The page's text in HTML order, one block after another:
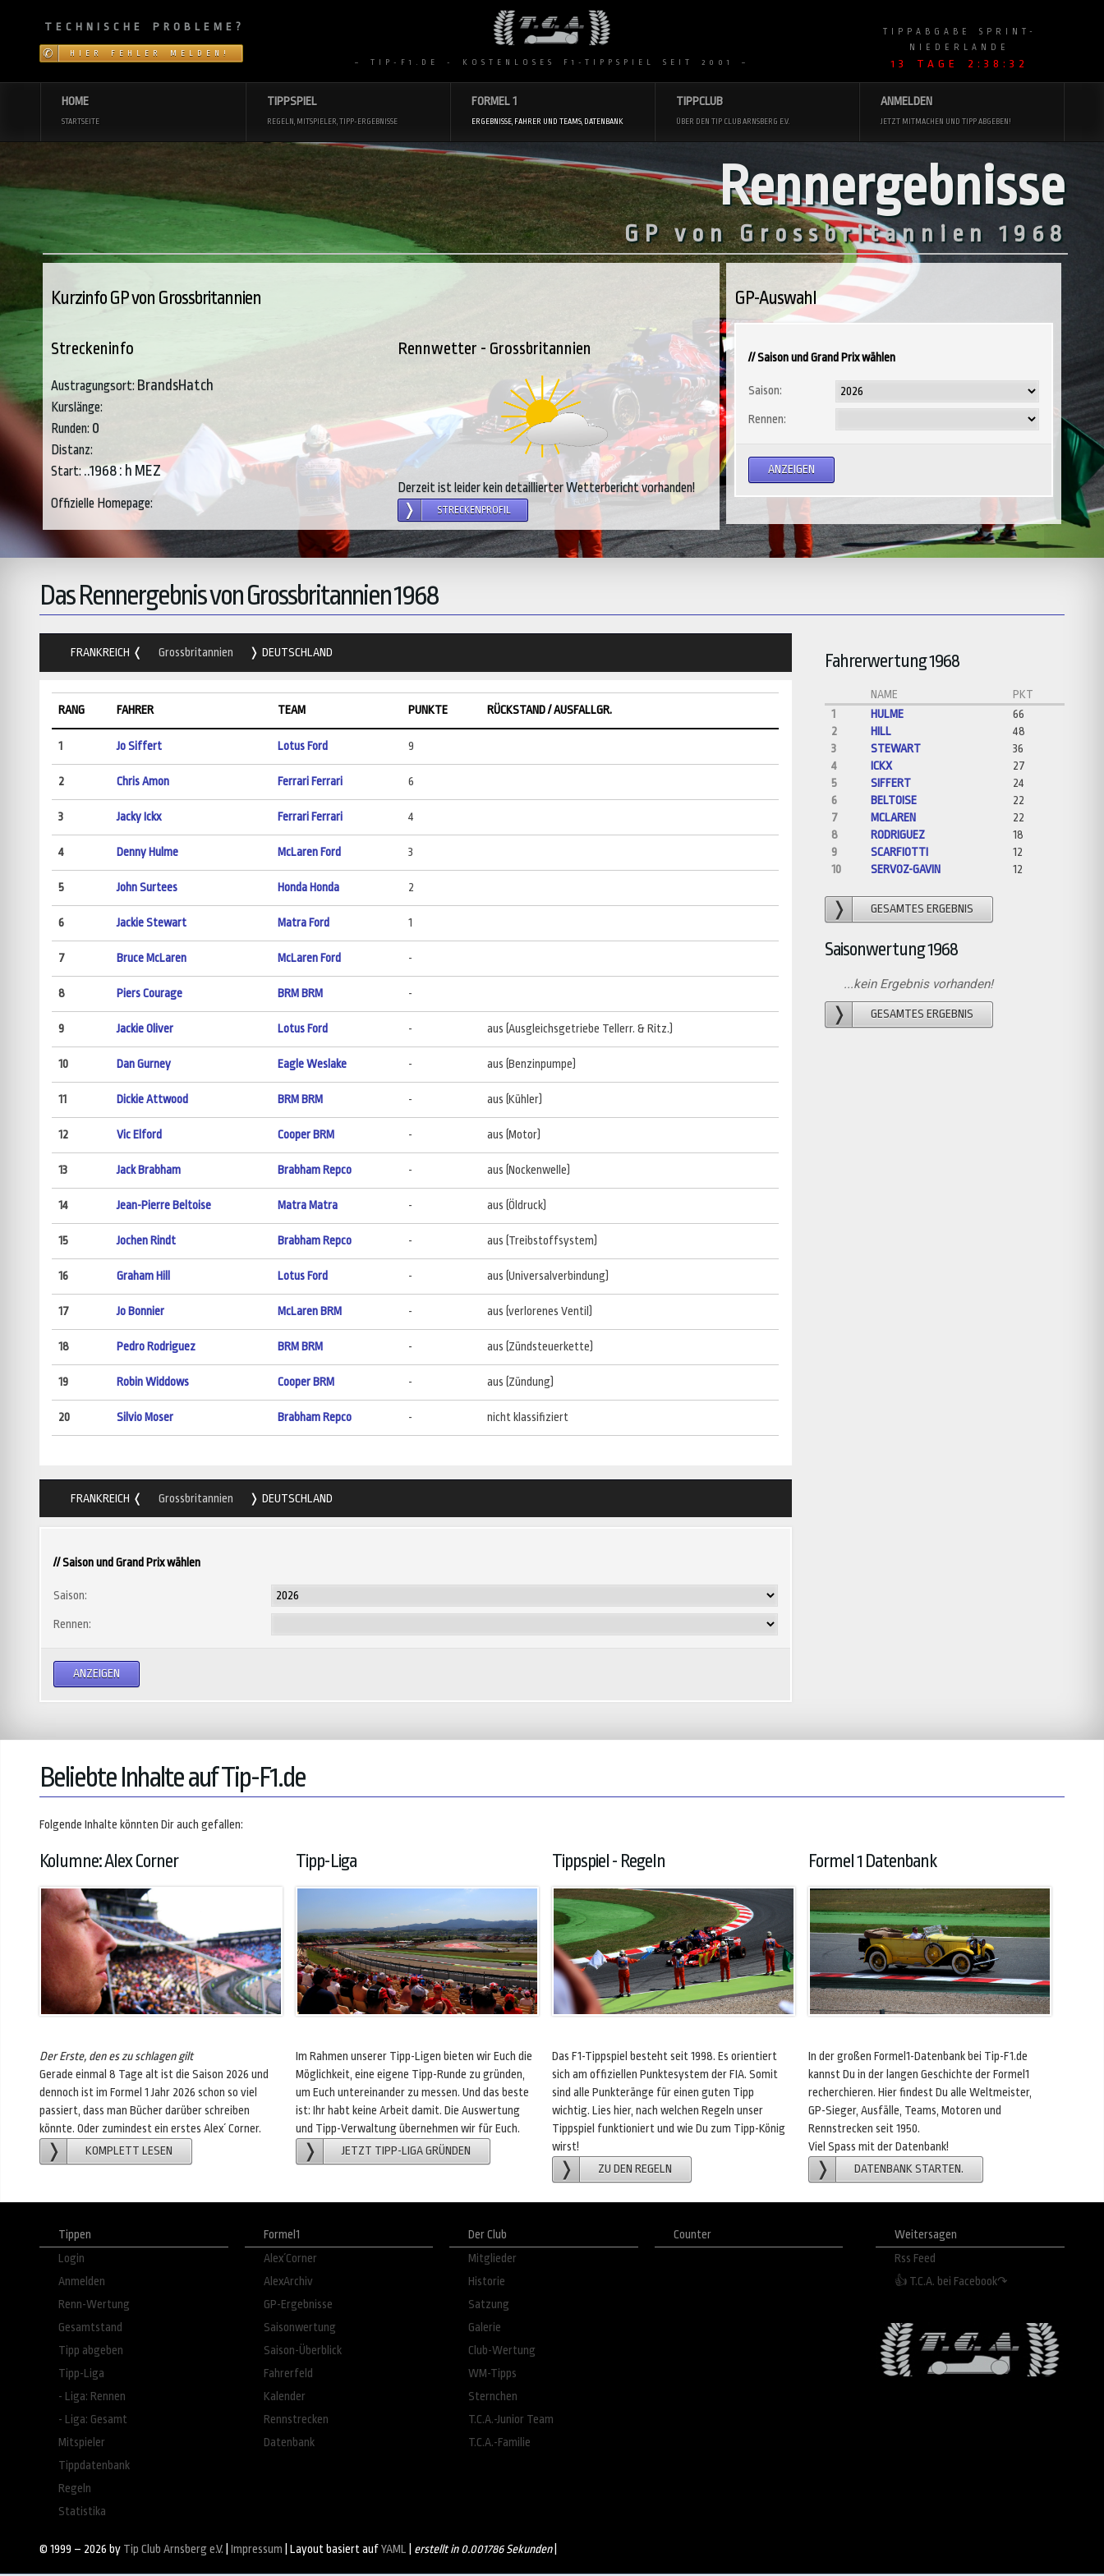
TECHNISCHE PROBLEME?
HIER FEHLER MELDEN!
~ TIP-F1.DE - KOSTENLOSES F1-TIPPSPIEL SEIT 2001 ~
TIPPABGABE SPRINT-
NIEDERLANDE
13 TAGE 2:38:31
HOME
STARTSEITE
TIPPSPIEL
REGELN, MITSPIELER, TIPP-ERGEBNISSE
FORMEL 1
ERGEBNISSE, FAHRER UND TEAMS, DATENBANK
TIPPCLUB
ÜBER DEN TIP CLUB ARNSBERG E.V.
ANMELDEN
JETZT MITMACHEN UND TIPP ABGEBEN!
Rennergebnisse
GP von Grossbritannien 1968
Kurzinfo GP von Grossbritannien
Streckeninfo
Austragungsort: BrandsHatch
Kurslänge:
Runden: 0
Distanz:
Start:..1968 : h MEZ
Offizielle Homepage:
Rennwetter - Grossbritannien
Derzeit ist leider kein detaillierter Wetterbericht vorhanden!
STRECKENPROFIL
GP-Auswahl
// Saison und Grand Prix wählen
Saison:
Rennen:
Das Rennergebnis von Grossbritannien 1968
FRANKREICH Grossbritannien DEUTSCHLAND
RANG FAHRER TEAM PUNKTE RÜCKSTAND / AUSFALLGR.
1 Jo Siffert Lotus Ford 9
2 Chris Amon Ferrari Ferrari 6
3 Jacky Ickx Ferrari Ferrari 4
4 Denny Hulme McLaren Ford 3
5 John Surtees Honda Honda 2
6 Jackie Stewart Matra Ford 1
7 Bruce McLaren McLaren Ford -
8 Piers Courage BRM BRM -
9 Jackie Oliver Lotus Ford - aus (Ausgleichsgetriebe Tellerr. & Ritz.)
10 Dan Gurney Eagle Weslake - aus (Benzinpumpe)
11 Dickie Attwood BRM BRM - aus (Kühler)
12 Vic Elford Cooper BRM - aus (Motor)
13 Jack Brabham Brabham Repco - aus (Nockenwelle)
14 Jean-Pierre Beltoise Matra Matra - aus (Öldruck)
15 Jochen Rindt Brabham Repco - aus (Treibstoffsystem)
16 Graham Hill Lotus Ford - aus (Universalverbindung)
17 Jo Bonnier McLaren BRM - aus (verlorenes Ventil)
18 Pedro Rodriguez BRM BRM - aus (Zündsteuerkette)
19 Robin Widdows Cooper BRM - aus (Zündung)
20 Silvio Moser Brabham Repco - nicht klassifiziert
FRANKREICH Grossbritannien DEUTSCHLAND
// Saison und Grand Prix wählen
Saison:
Rennen:
Fahrerwertung 1968
NAME
PKT
1
HULME
66
2
HILL
48
3
STEWART
36
4
ICKX
27
5
SIFFERT
24
6
BELTOISE
22
7
MCLAREN
22
8
RODRIGUEZ
18
9
SCARFIOTTI
12
10
SERVOZ-GAVIN 12
GESAMTES ERGEBNIS
Saisonwertung 1968
...kein Ergebnis vorhanden!
GESAMTES ERGEBNIS
Beliebte Inhalte auf Tip-F1.de
Folgende Inhalte könnten Dir auch gefallen:
Kolumne: Alex Corner
Der Erste, den es zu schlagen gilt
Gerade einmal 8 Tage alt ist die Saison 2026 und
dennoch ist im Formel 1 Jahr 2026 schon so viel
passiert, dass man Bücher darüber schreiben
könnte. Oder zumindest ein erstes Alex´ Corner.
KOMPLETT LESEN
Tipp-Liga
Im Rahmen unserer Tipp-Ligen bieten wir Euch die
Möglichkeit, eine eigene Tipp-Runde zu gründen,
um Euch untereinander zu messen. Und das beste
ist: Ihr habt keine Arbeit damit. Die Auswertung
und Tipp-Verwaltung übernehmen wir für Euch.
JETZT TIPP-LIGA GRÜNDEN
Tippspiel - Regeln
Das F1-Tippspiel besteht seit 1998. Es orientiert
sich am offiziellen Punktesystem der FIA. Somit
sind alle Punkteränge für einen guten Tipp
wichtig. Lies hier, nach welchen Regeln unser
Tippspiel funktioniert und wie Du zum Tipp-König
wirst!
ZU DEN REGELN
Formel 1 Datenbank
In der großen Formel1-Datenbank bei Tip-F1.de
kannst Du in der langen Geschichte der Formel1
recherchieren. Hier findest Du alle Weltmeister,
GP-Sieger, Ausfälle, Teams, Motoren und
Rennstrecken seit 1950.
Viel Spass mit der Datenbank!
DATENBANK STARTEN.
Tippen
Login
Anmelden
Renn-Wertung
Gesamtstand
Tipp abgeben
Tipp-Liga
- Liga: Rennen
- Liga: Gesamt
Mitspieler
Tippdatenbank
Regeln
Statistika
Formel1
Alex´Corner
AlexArchiv
GP-Ergebnisse
Saisonwertung
Saison-Überblick
Fahrerfeld
Kalender
Rennstrecken
Datenbank
Der Club
Mitglieder
Historie
Satzung
Galerie
Club-Wertung
WM-Tipps
Sternchen
T.C.A.-Junior Team
T.C.A.-Familie
Counter
Weitersagen
Rss Feed
👍 T.C.A. bei Facebook↷
© 1999 – 2026 by Tip Club Arnsberg e.V. Impressum | Layout basiert aufYAML erstellt in 0.001786 Sekunden|